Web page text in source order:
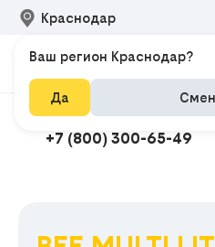
Краснодар
Подключить интернет
+7 (800) 300-65-49
Ваш регион Краснодар?
Да